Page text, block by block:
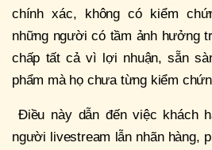
chính xác, không có kiểm
những người có tầm ảnh hưởng
chấp tất cả vì lợi nhuận, sẵn
phẩm mà họ chưa từng kiểm
Điều này dẫn đến việc khách
người livestream lẫn nhãn hàng,